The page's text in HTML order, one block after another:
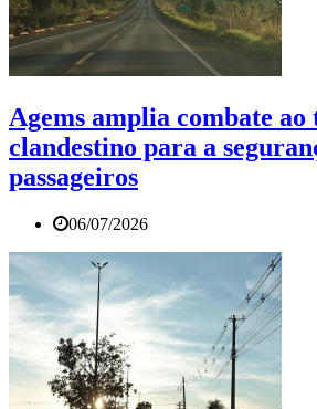
Agems amplia combate
clandestino para a
passageiros
06/07/2026